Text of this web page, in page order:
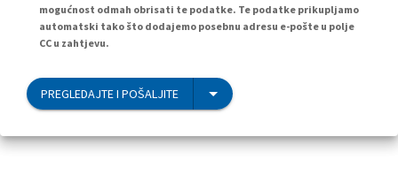
mogućnost odmah obrisati te podatke. Te podatke prikupljamo
automatski tako što dodajemo posebnu adresu e-pošte u polje
CC u zahtjevu.
PREGLEDAJTE I POŠALJITE